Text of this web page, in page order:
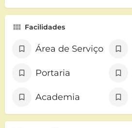
Facilidades
Área de Serviço
Portaria
Academia